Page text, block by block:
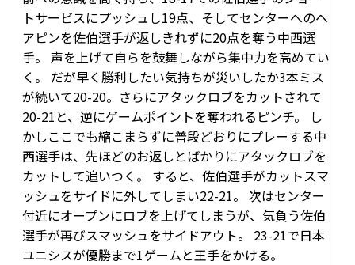
トサービスにプッシュし19点、そしてセンターへのヘ
アピンを佐伯選手が返しきれずに20点を奪う中西選
手。 声を上げて自らを鼓舞しながら集中力を高めてい
く。 だが早く勝利したい気持ちが災いしたか3本ミス
が続いて20-20。さらにアタックロブをカットされて
20-21 と、逆にゲームポイントを奪われるピンチ。 し
かしここでも縮こまらずに普段どおりにプレーする中
西選手は、先ほどのお返しとばかりにアタックロブを
カットして追いつく。 すると、佐伯選手がカットスマ
ッシュをサイドに外してしまい22-21。 次はセンター
付近にオープンにロブを上げてしまうが、気負う佐伯
選手が再びスマッシュをサイドアウト。 23-21で日本
ユニシスが優勝まで1ゲームと王手をかける。